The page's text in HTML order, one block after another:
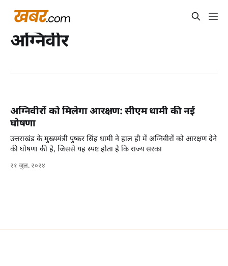
अग्निवीर
अग्निवीरों को मिलेगा आरक्षण: सीएम धामी की नई
घोषणा
उत्तराखंड के मुख्यमंत्री पुष्कर सिंह धामी ने हाल ही में अग्निवीरों को आरक्षण देने
की घोषणा की है, जिससे यह स्पष्ट होता है कि राज्य सरका
२१ जुल. २०२४